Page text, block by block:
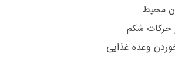
محیط
حرکات شکم
وعده غذایی